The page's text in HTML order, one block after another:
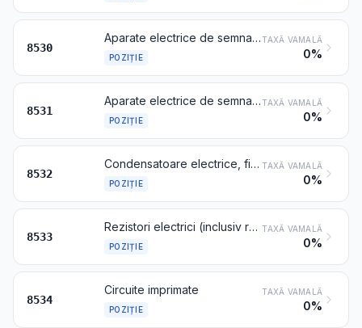
8530
Aparate electrice de semnalizare (altele decât cele pentru transmiterea de mesaje), de securitate, de control sau de comandă pentru căile ferate sau similare, pentru căile rutiere, fluviale, aeriene sau locuri de parcare, instalații portuare sau aeroporturi (altele decât cele de la poziția 8608)
POZIȚIE
TAXĂ VAMALĂ
0%
8531
Aparate electrice de semnalizare acustică sau vizuală (de exemplu, sonerii, sirene, tablouri de avertizare, alarme antifurt sau împotriva incendiilor) altele decât cele de la pozițiile 8512 sau 8530
POZIȚIE
TAXĂ VAMALĂ
0%
8532
Condensatoare electrice, fixe, variabile sau reglabile
POZIȚIE
TAXĂ VAMALĂ
0%
8533
Rezistori electrici (inclusiv reostate și potențiometre) altele decât cele pentru încălzit
POZIȚIE
TAXĂ VAMALĂ
0%
8534
Circuite imprimate
POZIȚIE
TAXĂ VAMALĂ
0%